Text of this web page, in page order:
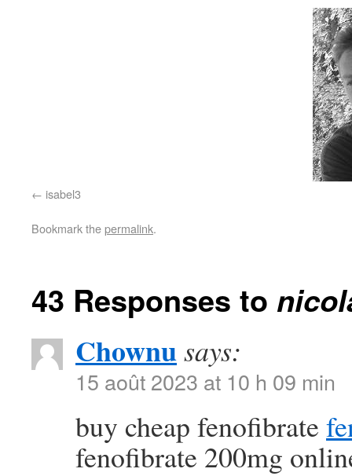
isabel3
Bookmark thepermalink.
43 Responses to
Chownusays:
15 août 2023 at 10 h 09 min
buy cheap fenofibrate
fenofibrate 200mg